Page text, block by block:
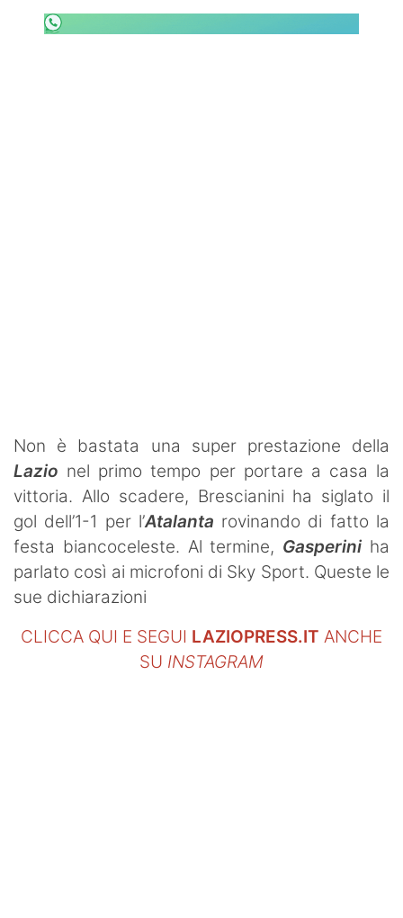
SHOP LAZIO
Non è bastata una super prestazione della
Lazio nel primo tempo per portare a casa la
vittoria. Allo scadere, Brescianini ha siglato il
gol dell’1-1 per l’Atalanta rovinando di fatto la
festa biancoceleste. Al termine, Gasperini ha
parlato così ai microfoni di Sky Sport. Queste le
sue dichiarazioni
CLICCA QUI E SEGUI LAZIOPRESS.IT ANCHE
SU INSTAGRAM